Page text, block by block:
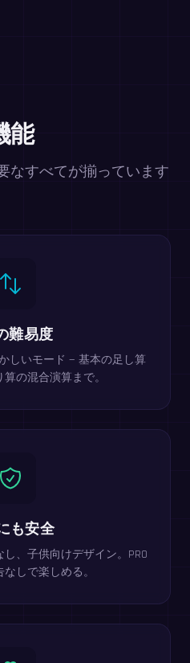
能
なすべてが揃っています
難易度
しいモード — 基本の足し算
の混合演算まで。
も安全
、子供向けデザイン。PRO
しで楽しめる。